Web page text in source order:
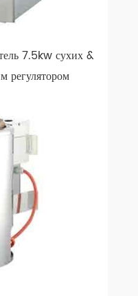
7.5kw сухих &
регулятором